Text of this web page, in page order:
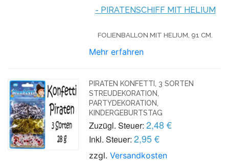
- PIRATENSCHIFF MIT HELIUM
FOLIENBALLON MIT HELIUM, 91 CM.
Mehr erfahren
PIRATEN KONFETTI, 3 SORTEN
STREUDEKORATION,
PARTYDEKORATION,
KINDERGEBURTSTAG
Zuzügl. Steuer: 2,48 €
Inkl. Steuer: 2,95 €
zzgl.Versandkosten